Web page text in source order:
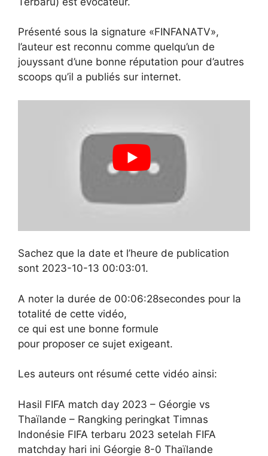
Présenté sous la signature «FINFANATV»,
l’auteur est reconnu comme quelqu’un de
jouyssant d’une bonne réputation pour d’autres
scoops qu’il a publiés sur internet.
Sachez que la date et l’heure de publication
sont 2023-10-13 00:03:01.
A noter la durée de 00:06:28secondes pour la
totalité de cette vidéo,
ce qui est une bonne formule
pour proposer ce sujet exigeant.
Les auteurs ont résumé cette vidéo ainsi:
Hasil FIFA match day 2023 – Géorgie vs
Thaïlande – Rangking peringkat Timnas
Indonésie FIFA terbaru 2023 setelah FIFA
matchday hari ini Géorgie 8-0 Thaïlande